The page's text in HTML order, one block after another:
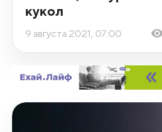
кукол
9 августа 2021, 07:00